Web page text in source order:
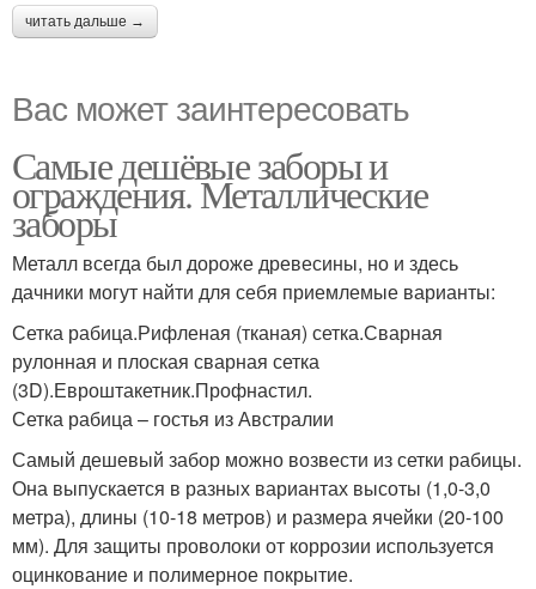
читать дальше →
Вас может заинтересовать
Самые дешёвые заборы и
ограждения. Металлические
заборы
Металл всегда был дороже древесины, но и здесь
дачники могут найти для себя приемлемые варианты:
Сетка рабица.Рифленая (тканая) сетка.Сварная
рулонная и плоская сварная сетка
(3D).Евроштакетник.Профнастил.
Сетка рабица – гостья из Австралии
Самый дешевый забор можно возвести из сетки рабицы.
Она выпускается в разных вариантах высоты (1,0-3,0
метра), длины (10-18 метров) и размера ячейки (20-100
мм). Для защиты проволоки от коррозии используется
оцинкование и полимерное покрытие.